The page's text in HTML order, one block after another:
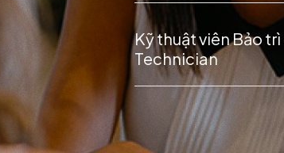
Kỹ thuật viên Bảo
Technician